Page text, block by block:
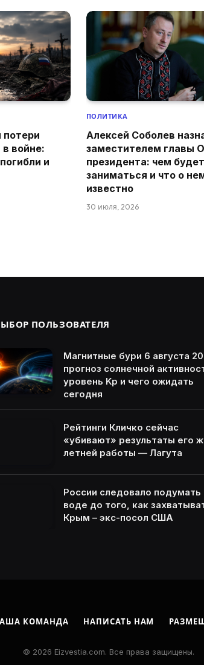
потери
войне:
и
ПОЛИТИКА
Алексей Соболев
заместителем главы
президента: чем будет
заниматься и что о
известно
30 июля, 2026
ПОЛЬЗОВАТЕЛЯ
Магнитные бури 6 августа
прогноз солнечной
уровень Kp и чего ожидать
сегодня
Рейтинги Кличко сейчас
«убивают» результаты его
летней работы — Лагута
России следовало подумать
воде до того, как
Крым – экс-посол США
КОМАНДА НАПИСАТЬ НАМ
© 2026 Eizvestia.com. Все права защищены.